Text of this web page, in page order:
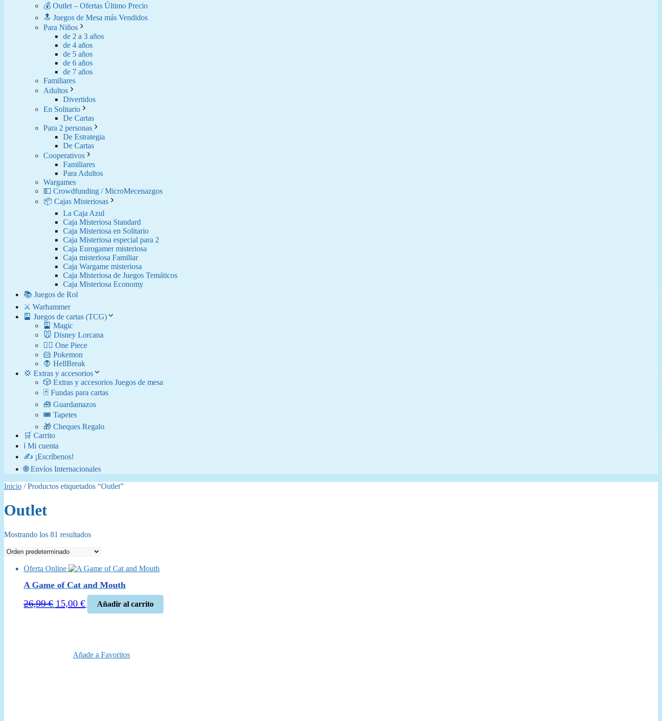
💰 Outlet – Ofertas Último Precio
🔝 Juegos de Mesa más Vendidos
Para Niños
de 2 a 3 años
de 4 años
de 5 años
de 6 años
de 7 años
Familiares
Adultos
Divertidos
En Solitario
De Cartas
Para 2 personas
De Estrategia
De Cartas
Cooperativos
Familiares
Para Adultos
Wargames
💵 Crowdfunding / MicroMecenazgos
📦 Cajas Misteriosas
La Caja Azul
Caja Misteriosa Standard
Caja Misteriosa en Solitario
Caja Misteriosa especial para 2
Caja Eurogamer misteriosa
Caja misteriosa Familiar
Caja Wargame misteriosa
Caja Misteriosa de Juegos Temáticos
Caja Misteriosa Economy
📚 Juegos de Rol
⚔️ Warhammer
🎴 Juegos de cartas (TCG)
🎴 Magic
🐭 Disney Lorcana
🏴‍☠️ One Piece
🐹 Pokemon
🧛​ HellBreak
💢 Extras y accesorios
🎲 Extras y accesorios Juegos de mesa
🃏 Fundas para cartas
🧰 Guardamazos
🎟️ Tapetes
🎁 Cheques Regalo
🛒 Carrito
ℹ️ Mi cuenta
✍️ ¡Escríbenos!
🌐 Envíos Internacionales
Inicio / Productos etiquetados “Outlet”
Outlet
Mostrando los 81 resultados
Oferta Online
A Game of Cat and Mouth
26,99€ El
15,00 €El
precio
Añadir al carrito
Añade a Favoritos